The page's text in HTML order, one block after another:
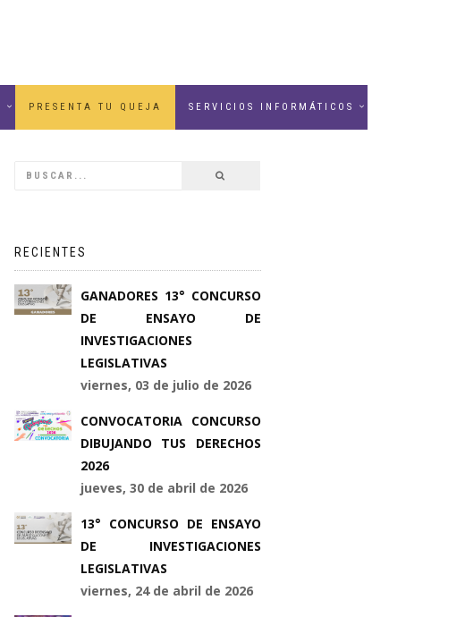
PRESENTA TU QUEJA SERVICIOS INFORMÁTICOS
RECIENTES
GANADORES 13° CONCURSO
DE ENSAYO DE
INVESTIGACIONES
LEGISLATIVAS
viernes, 03 de julio de 2026
CONVOCATORIA CONCURSO
DIBUJANDO TUS DERECHOS
2026
jueves, 30 de abril de 2026
13° CONCURSO DE ENSAYO
DE INVESTIGACIONES
LEGISLATIVAS
viernes, 24 de abril de 2026